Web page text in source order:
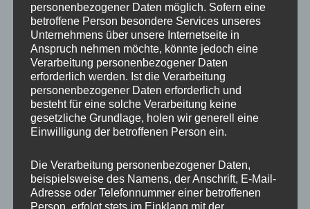
Vorheriger
Beitrag:
Arbeitswelt und Führung:
aktuelle Trends und Umfragen,
Ausgabe 28.09.2021
WEITER
Nächster
Interessante Aufgaben im
medizinischen Bereich
personenbezogener Daten möglich. Sofern eine
betroffene Person besondere Services unseres
Unternehmens über unsere Internetseite in
Anspruch nehmen möchte, könnte jedoch eine
Verarbeitung personenbezogener Daten
erforderlich werden. Ist die Verarbeitung
personenbezogener Daten erforderlich und
besteht für eine solche Verarbeitung keine
gesetzliche Grundlage, holen wir generell eine
Einwilligung der betroffenen Person ein.
Die Verarbeitung personenbezogener Daten,
beispielsweise des Namens, der Anschrift, E-Mail-
Adresse oder Telefonnummer einer betroffenen
Person, erfolgt stets im Einklang mit der